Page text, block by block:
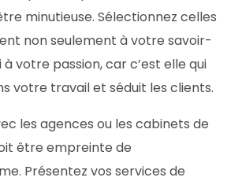
minutieuse. Sélectionnez celles
non seulement à votre savoir-
à votre passion, car c’est elle qui
votre travail et séduit les clients.
les agences ou les cabinets de
être empreinte de
Présentez vos services de